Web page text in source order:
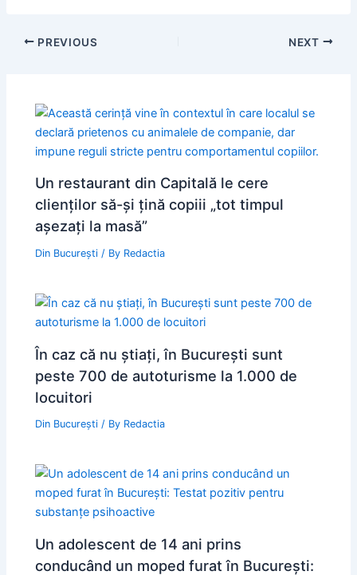
PREVIOUS NEXT
Un restaurant din Capitală le cere
clienților să-și țină copiii „tot timpul
așezați la masă”
Din București / By Redactia
În caz că nu știați, în București sunt
peste 700 de autoturisme la 1.000 de
locuitori
Din București / By Redactia
Un adolescent de 14 ani prins
conducând un moped furat în București: